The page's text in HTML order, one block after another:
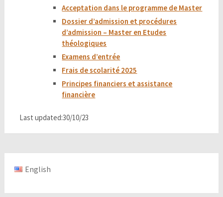
Acceptation dans le programme de Master
Dossier d’admission et procédures
d’admission – Master en Etudes
théologiques
Examens d’entrée
Frais de scolarité 2025
Principes financiers et assistance
financière
Last updated:30/10/23
English